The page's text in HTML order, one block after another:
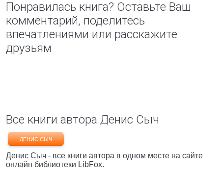
Понравилась книга? Оставьте Ваш
комментарий, поделитесь
впечатлениями или расскажите
друзьям
Все книги автора Денис Сыч
ДЕНИС СЫЧ
Денис Сыч - все книги автора в одном месте на сайте
онлайн библиотеки LibFox.